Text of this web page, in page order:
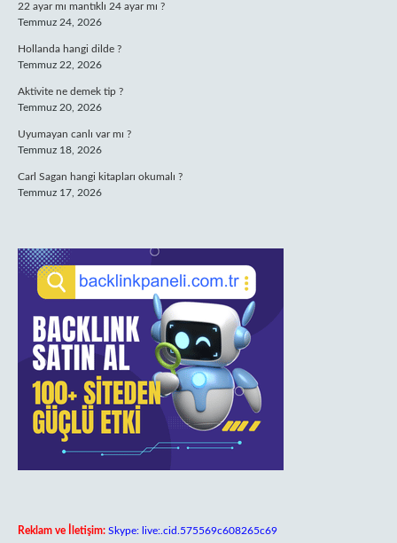
22 ayar mı mantıklı 24 ayar mı ?
Temmuz 24, 2026
Hollanda hangi dilde ?
Temmuz 22, 2026
Aktivite ne demek tip ?
Temmuz 20, 2026
Uyumayan canlı var mı ?
Temmuz 18, 2026
Carl Sagan hangi kitapları okumalı ?
Temmuz 17, 2026
Reklam ve İletişim: Skype: live:.cid.575569c608265c69